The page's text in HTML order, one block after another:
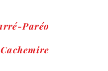
Paréo